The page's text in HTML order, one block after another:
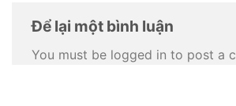
Để lại một bình luận
You must be logged in to post a